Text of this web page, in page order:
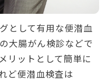
として有用な便潜血
大腸がん検診などで
リットとして簡単に
ど便潜血検査は